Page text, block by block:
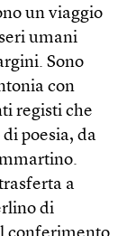
un viaggio
umani
Sono
con
registi che
poesia, da
a
di